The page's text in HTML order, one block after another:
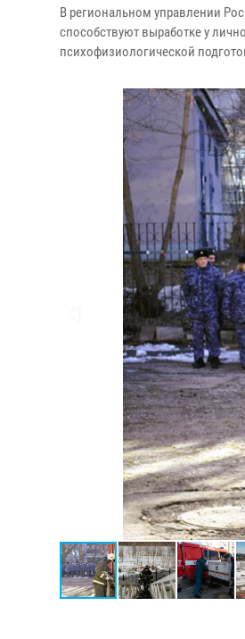
В региональном управлении
способствуют выработке у
психофизиологической